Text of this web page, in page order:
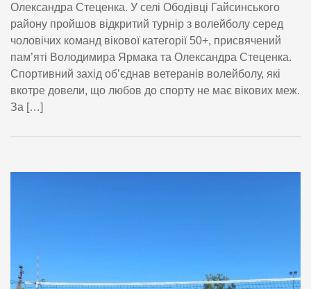
Олександра Стеценка. У селі Ободівці Гайсинського
району пройшов відкритий турнір з волейболу серед
чоловічих команд вікової категорії 50+, присвячений
пам’яті Володимира Ярмака та Олександра Стеценка.
Спортивний захід об’єднав ветеранів волейболу, які
вкотре довели, що любов до спорту не має вікових меж.
За […]